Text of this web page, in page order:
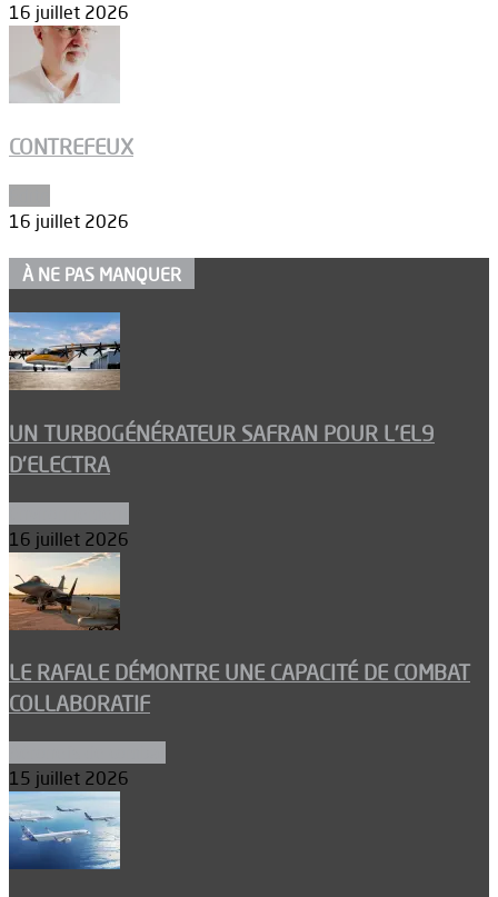
16 juillet 2026
CONTREFEUX
16 juillet 2026
À NE PAS MANQUER
UN TURBOGÉNÉRATEUR SAFRAN POUR L’EL9
D’ELECTRA
16 juillet 2026
LE RAFALE DÉMONTRE UNE CAPACITÉ DE COMBAT
COLLABORATIF
15 juillet 2026